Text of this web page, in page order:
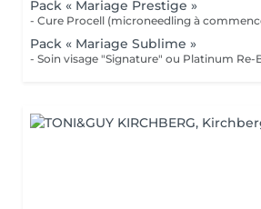
Pack « Mariage Prestige »
Pack « Mariage Sublime »